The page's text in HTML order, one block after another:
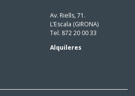
Av. Riells, 71.
L’Escala (GIRONA)
Tel. 872 20 00 33
Alquileres